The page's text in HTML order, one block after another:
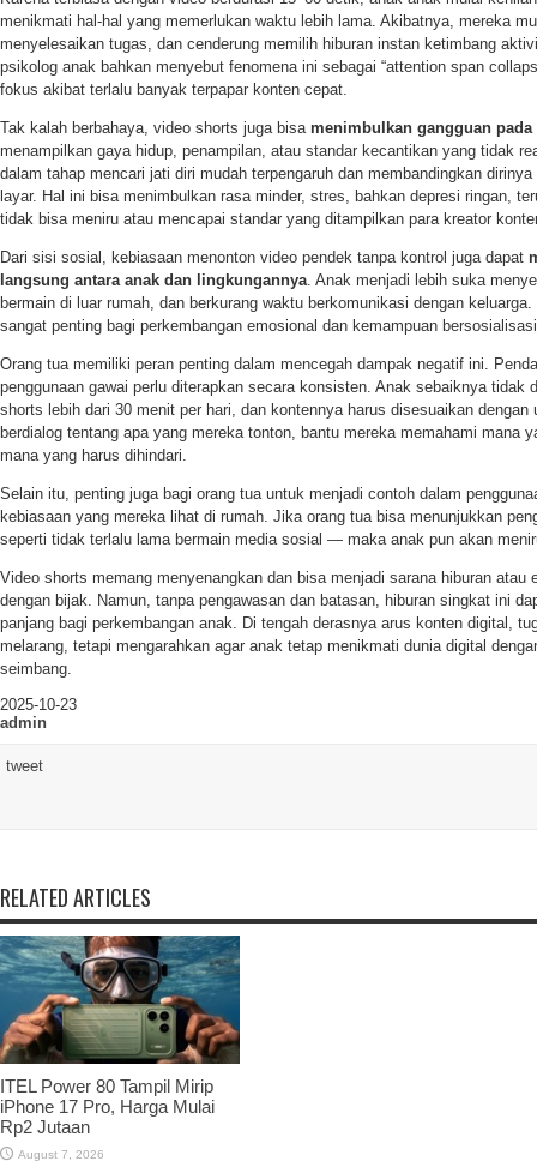
menikmati hal-hal yang memerlukan waktu lebih lama. Akibatnya, mereka
menyelesaikan tugas, dan cenderung memilih hiburan instan ketimbang
psikolog anak bahkan menyebut fenomena ini sebagai “attention span
fokus akibat terlalu banyak terpapar konten cepat.
Tak kalah berbahaya, video shorts juga bisa menimbulkan gangguan
menampilkan gaya hidup, penampilan, atau standar kecantikan yang tidak
dalam tahap mencari jati diri mudah terpengaruh dan membandingkan
layar. Hal ini bisa menimbulkan rasa minder, stres, bahkan depresi ringan,
tidak bisa meniru atau mencapai standar yang ditampilkan para kreator
Dari sisi sosial, kebiasaan menonton video pendek tanpa kontrol juga dapat
langsung antara anak dan lingkungannya. Anak menjadi lebih suka
bermain di luar rumah, dan berkurang waktu berkomunikasi dengan
sangat penting bagi perkembangan emosional dan kemampuan
Orang tua memiliki peran penting dalam mencegah dampak negatif ini.
penggunaan gawai perlu diterapkan secara konsisten. Anak sebaiknya tidak
shorts lebih dari 30 menit per hari, dan kontennya harus disesuaikan dengan
berdialog tentang apa yang mereka tonton, bantu mereka memahami mana
mana yang harus dihindari.
Selain itu, penting juga bagi orang tua untuk menjadi contoh dalam
kebiasaan yang mereka lihat di rumah. Jika orang tua bisa menunjukkan
seperti tidak terlalu lama bermain media sosial — maka anak pun akan
Video shorts memang menyenangkan dan bisa menjadi sarana hiburan atau
dengan bijak. Namun, tanpa pengawasan dan batasan, hiburan singkat ini
panjang bagi perkembangan anak. Di tengah derasnya arus konten digital,
melarang, tetapi mengarahkan agar anak tetap menikmati dunia digital
seimbang.
2025-10-23
admin
tweet
RELATED ARTICLES
ITEL Power 80 Tampil Mirip
iPhone 17 Pro, Harga Mulai
Rp2 Jutaan
August 7, 2026